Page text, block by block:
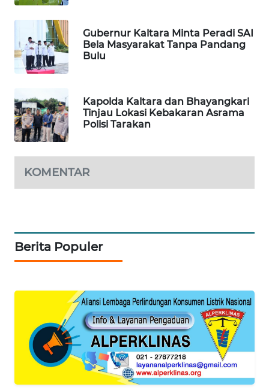
Gubernur Kaltara Minta Peradi SAI
Bela Masyarakat Tanpa Pandang
Bulu
Kapolda Kaltara dan Bhayangkari
Tinjau Lokasi Kebakaran Asrama
Polisi Tarakan
KOMENTAR
Berita Populer
NEWS
METRO
JAKARTA
NEWS
KRT
NEWS
KARING
NEWS
ID
ENERGI